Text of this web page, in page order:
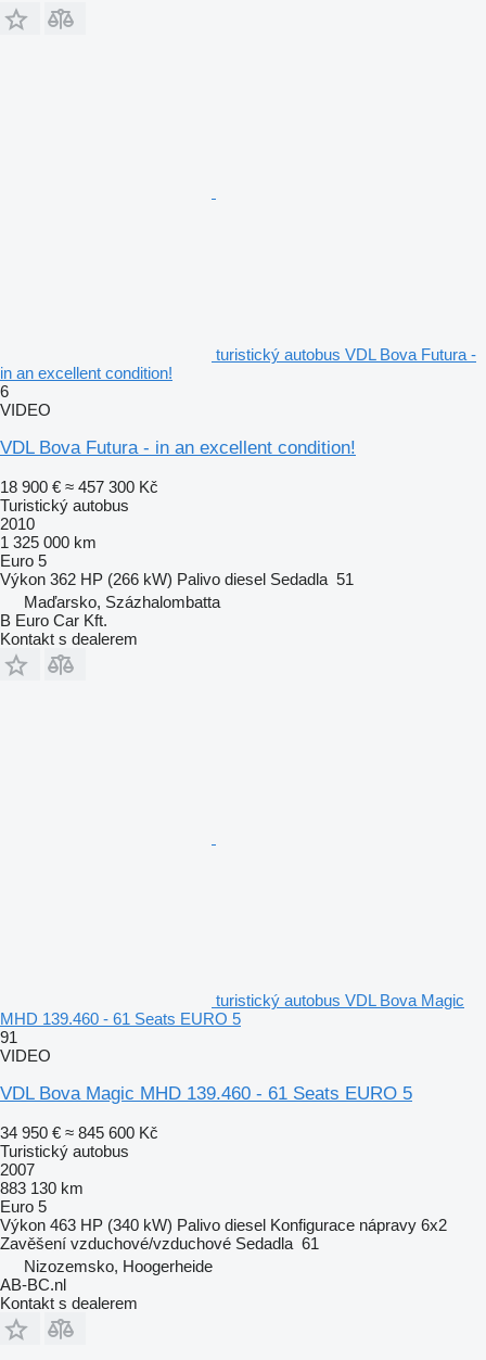
turistický autobus VDL Bova Futura -
in an excellent condition!
6
VIDEO
VDL Bova Futura - in an excellent condition!
18 900 € ≈ 457 300 Kč
Turistický autobus
2010
1 325 000 km
Euro 5
Výkon 362 HP (266 kW) Palivo diesel Sedadla 51
Maďarsko, Százhalombatta
B Euro Car Kft.
Kontakt s dealerem
turistický autobus VDL Bova Magic
MHD 139.460 - 61 Seats EURO 5
91
VIDEO
VDL Bova Magic MHD 139.460 - 61 Seats EURO 5
34 950 € ≈ 845 600 Kč
Turistický autobus
2007
883 130 km
Euro 5
Výkon 463 HP (340 kW) Palivo diesel Konfigurace nápravy 6x2
Zavěšení vzduchové/vzduchové Sedadla 61
Nizozemsko, Hoogerheide
AB-BC.nl
Kontakt s dealerem